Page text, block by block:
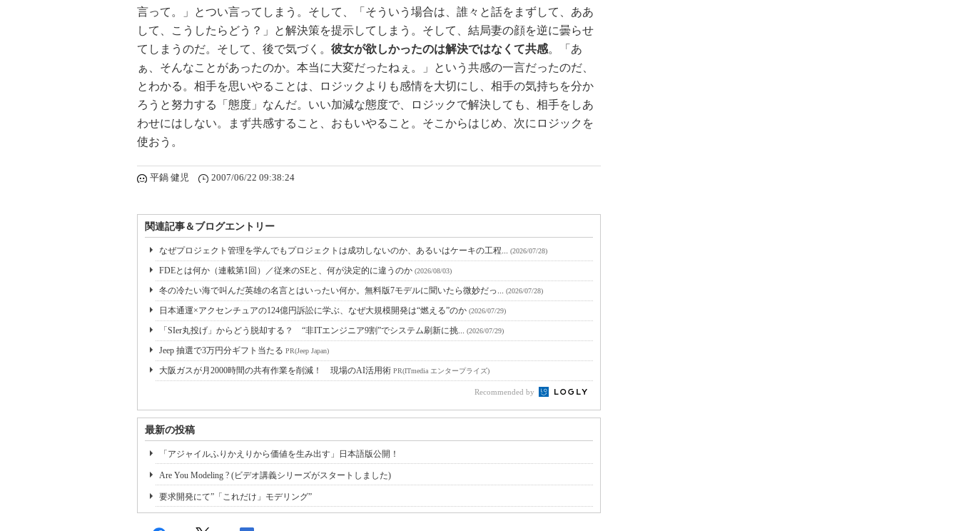
言って。」とつい言ってしまう。そして、「そういう場合は、誰々と話をまずして、ああ
して、こうしたらどう？」と解決策を提示してしまう。そして、結局妻の顔を逆に曇らせ
てしまうのだ。そして、後で気づく。 彼女が欲しかったのは解決ではなくて共感。「あ
ぁ、そんなことがあったのか。本当に大変だったねぇ。」という共感の一言だったのだ、
とわかる。相手を思いやることは、ロジックよりも感情を大切にし、相手の気持ちを分か
ろうと努力する「態度」なんだ。いい加減な態度で、ロジックで解決しても、相手をしあ
わせにはしない。まず共感すること、おもいやること。そこからはじめ、次にロジックを
使おう。
平鍋 健児 2007/06/22 09:38:24
関連記事＆ブログエントリー
なぜプロジェクト管理を学んでもプロジェクトは成功しないのか、あるいはケーキの工程... (2026/07/28)
FDEとは何か（連載第1回）／従来のSEと、何が決定的に違うのか (2026/08/03)
冬の冷たい海で叫んだ英雄の名言とはいったい何か。無料版7モデルに聞いたら微妙だっ... (2026/07/28)
日本通運×アクセンチュアの124億円訴訟に学ぶ、なぜ大規模開発は“燃える”のか (2026/07/29)
「SIer丸投げ」からどう脱却する？ “非ITエンジニア9割”でシステム刷新に挑... (2026/07/29)
Jeep 抽選で3万円分ギフト当たる PR(Jeep Japan)
大阪ガスが月2000時間の共有作業を削減！ 現場のAI活用術 PR(ITmedia エンタープライズ)
Recommended by
最新の投稿
「アジャイルふりかえりから価値を生み出す」日本語版公開！
Are You Modeling ? (ビデオ講義シリーズがスタートしました)
要求開発にて”「これだけ」モデリング”